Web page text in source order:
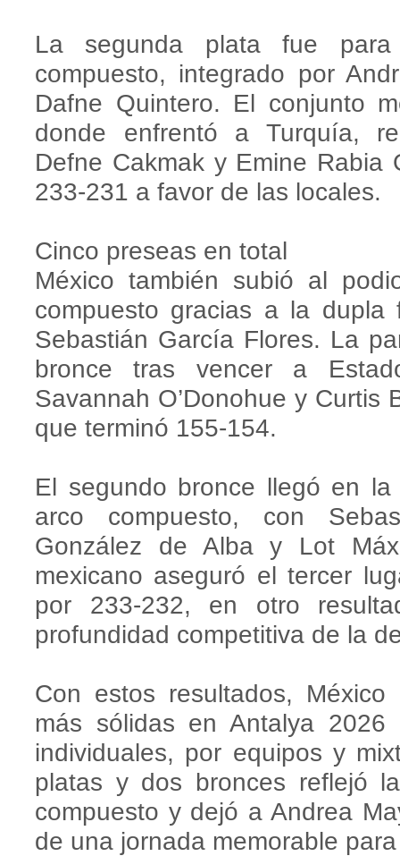
La segunda plata fue
compuesto, integrado por
Dafne Quintero. El conjunto
donde enfrentó a Turquía,
Defne Cakmak y Emine
233-231 a favor de las locales.
Cinco preseas en total
México también subió al
compuesto gracias a la dupla
Sebastián García Flores. La
bronce tras vencer a
Savannah O’Donohue y Curtis
que terminó 155-154.
El segundo bronce llegó en
arco compuesto, con
González de Alba y Lot
mexicano aseguró el tercer
por 233-232, en otro
profundidad competitiva de la
Con estos resultados,
más sólidas en Antalya
individuales, por equipos y
platas y dos bronces reflejó
compuesto y dejó a Andrea
de una jornada memorable